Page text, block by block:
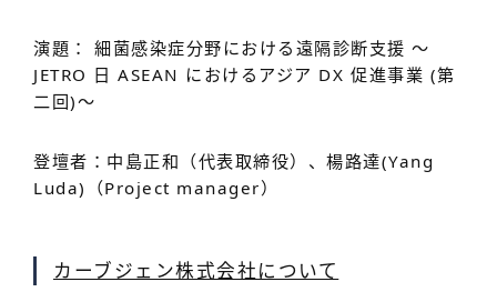
演題： 細菌感染症分野における遠隔診断支援 〜
JETRO 日 ASEAN におけるアジア DX 促進事業 (第
二回)〜
登壇者：中島正和（代表取締役）、楊路達(Yang
Luda)（Project manager）
カーブジェン株式会社について